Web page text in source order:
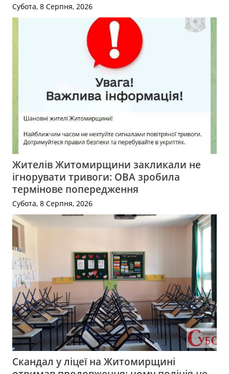
Субота, 8 Серпня, 2026
Жителів Житомирщини закликали не
ігнорувати тривоги: ОВА зробила
термінове попередження
Субота, 8 Серпня, 2026
Скандал у ліцеї на Житомирщині